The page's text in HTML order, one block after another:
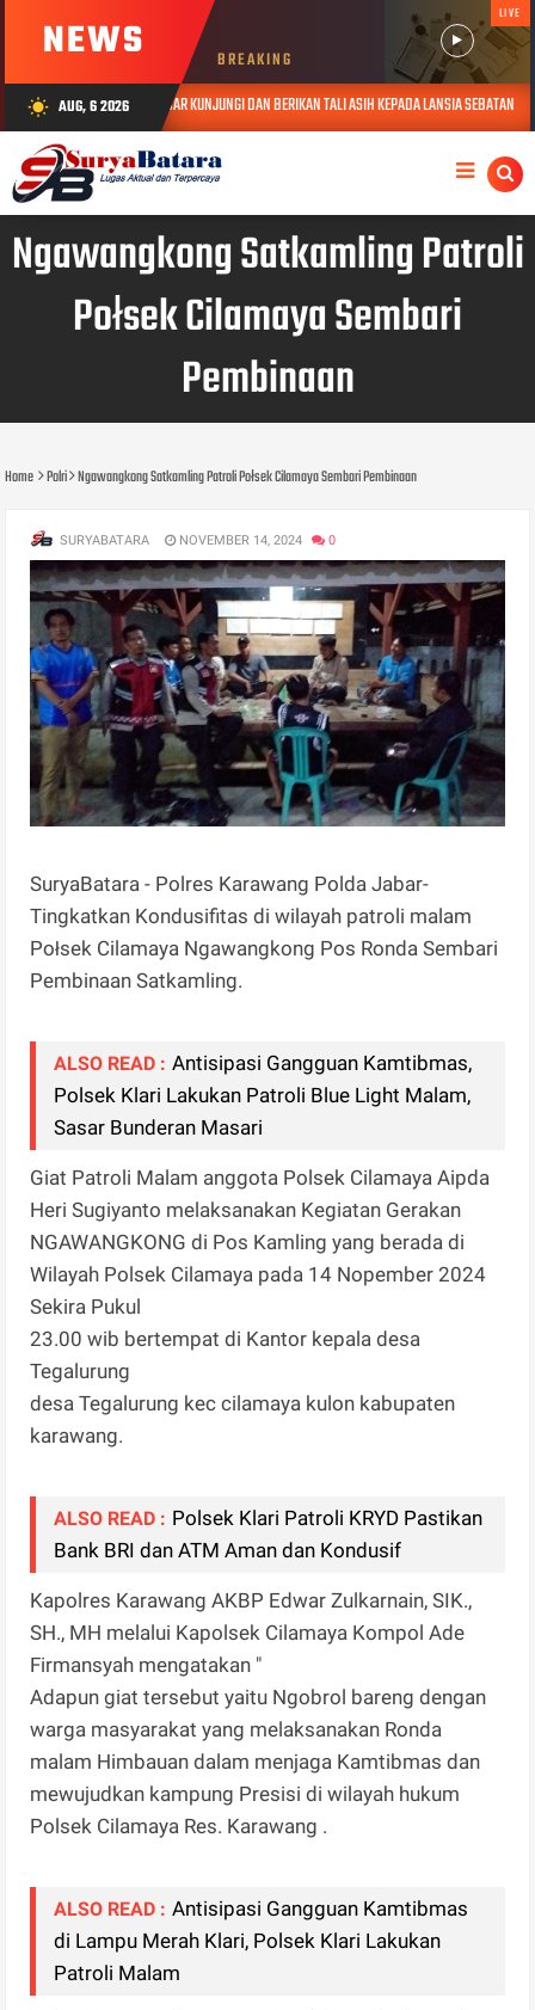
NEWS BREAKING
LIVE
wb_sunny AUG, 6 2026
POLDA JABAR KUNJUNGI DAN BERIKAN TALI ASIH KEPADA LANSIA SEBATANG KARA DI
Ngawangkong Satkamling Patroli
Połsek Cilamaya Sembari
Pembinaan
Home Polri Ngawangkong Satkamling Patroli Połsek Cilamaya Sembari Pembinaan
SURYABATARA NOVEMBER 14, 2024 0
SuryaBatara - Polres Karawang Polda Jabar-
Tingkatkan Kondusifitas di wilayah patroli malam
Połsek Cilamaya Ngawangkong Pos Ronda Sembari
Pembinaan Satkamling.
ALSO READ : Antisipasi Gangguan Kamtibmas,
Polsek Klari Lakukan Patroli Blue Light Malam,
Sasar Bunderan Masari
Giat Patroli Malam anggota Polsek Cilamaya Aipda
Heri Sugiyanto melaksanakan Kegiatan Gerakan
NGAWANGKONG di Pos Kamling yang berada di
Wilayah Polsek Cilamaya pada 14 Nopember 2024
Sekira Pukul
23.00 wib bertempat di Kantor kepala desa
Tegalurung
desa Tegalurung kec cilamaya kulon kabupaten
karawang.
ALSO READ : Polsek Klari Patroli KRYD Pastikan
Bank BRI dan ATM Aman dan Kondusif
Kapolres Karawang AKBP Edwar Zulkarnain, SIK.,
SH., MH melalui Kapolsek Cilamaya Kompol Ade
Firmansyah mengatakan "
Adapun giat tersebut yaitu Ngobrol bareng dengan
warga masyarakat yang melaksanakan Ronda
malam Himbauan dalam menjaga Kamtibmas dan
mewujudkan kampung Presisi di wilayah hukum
Polsek Cilamaya Res. Karawang .
ALSO READ : Antisipasi Gangguan Kamtibmas
di Lampu Merah Klari, Polsek Klari Lakukan
Patroli Malam